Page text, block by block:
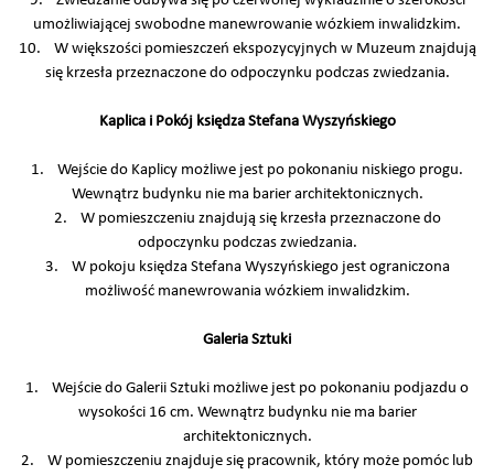
umożliwiającej swobodne manewrowanie wózkiem inwalidzkim.
10. W większości pomieszczeń ekspozycyjnych w Muzeum znajdują
się krzesła przeznaczone do odpoczynku podczas zwiedzania.
Kaplica i Pokój księdza Stefana Wyszyńskiego
1. Wejście do Kaplicy możliwe jest po pokonaniu niskiego progu.
Wewnątrz budynku nie ma barier architektonicznych.
2. W pomieszczeniu znajdują się krzesła przeznaczone do
odpoczynku podczas zwiedzania.
3. W pokoju księdza Stefana Wyszyńskiego jest ograniczona
możliwość manewrowania wózkiem inwalidzkim.
Galeria Sztuki
1. Wejście do Galerii Sztuki możliwe jest po pokonaniu podjazdu o
wysokości 16 cm. Wewnątrz budynku nie ma barier
architektonicznych.
2. W pomieszczeniu znajduje się pracownik, który może pomóc lub